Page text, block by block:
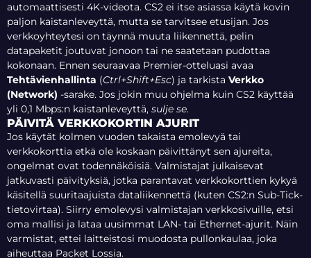
automaattisesti 4K-videota. CS2 ei itse asiassa käytä kovin
paljon kaistanleveyttä, mutta se tarvitsee etusijan. Jos
verkkoyhteytesi on täynnä muuta liikennettä, pelin
datapaketit joutuvat jonoon tai ne saatetaan pudottaa
kokonaan. Ennen seuraavaa Premier-otteluasi avaa
Tehtävienhallinta (Ctrl+Shift+Esc) ja tarkista Verkko
(Network) -sarake. Jos jokin muu ohjelma kuin CS2 käyttää
yli 0,1 Mbps:n kaistanleveyttä, sulje se.
PÄIVITÄ VERKKOKORTIN AJURIT
Jos käytät kolmen vuoden takaista emolevyä tai
verkkokorttia etkä ole koskaan päivittänyt sen ajureita,
ongelmat ovat todennäköisiä. Valmistajat julkaisevat
jatkuvasti päivityksiä, jotka parantavat verkkokorttien kykyä
käsitellä suuritaajuista dataliikennettä (kuten CS2:n Sub-Tick-
tietovirtaa). Siirry emolevysi valmistajan verkkosivuille, etsi
oma mallisi ja lataa uusimmat LAN- tai Ethernet-ajurit. Näin
varmistat, ettei laitteistosi muodosta pullonkaulaa, joka
aiheuttaa Packet Lossia.